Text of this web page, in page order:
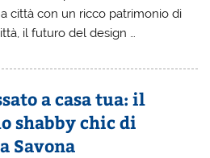
città con un ricco patrimonio di
il futuro del design …
a casa tua: il
shabby chic di
Savona